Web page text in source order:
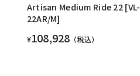
Artisan Medium Ride 22 [VL-
22AR/M]
¥108,928 （税込）